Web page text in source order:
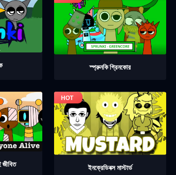
স্প্রুনকি গ্রিনকোর
ইনক্রেডিবক্স মাস্টার্ড